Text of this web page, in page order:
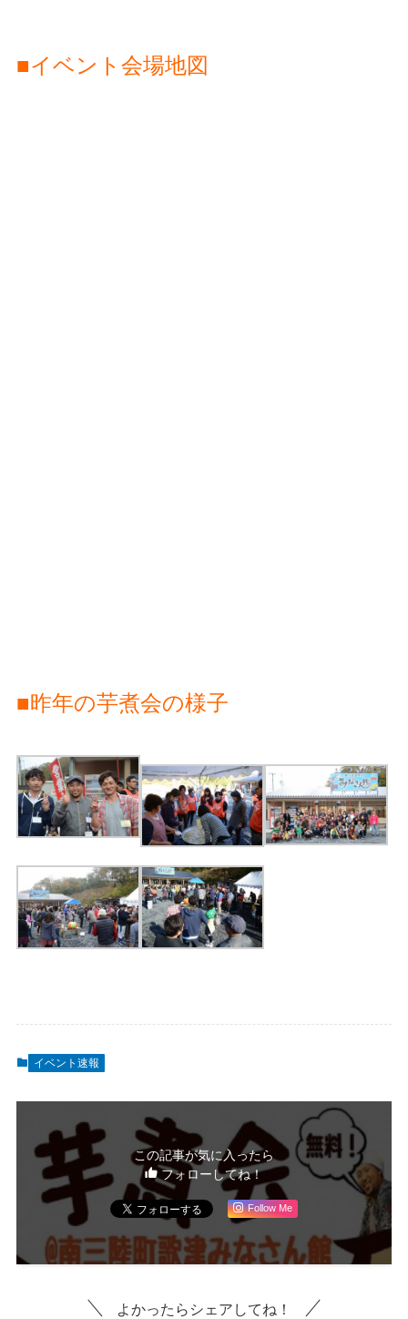
■イベント会場地図
■昨年の芋煮会の様子
イベント速報
この記事が気に入ったら
フォローしてね！
Follow Me
よかったらシェアしてね！